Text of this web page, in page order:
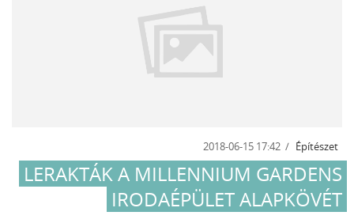
2018-06-15 17:42 Építészet
LERAKTÁK A MILLENNIUM GARDENS
IRODAÉPÜLET ALAPKÖVÉT